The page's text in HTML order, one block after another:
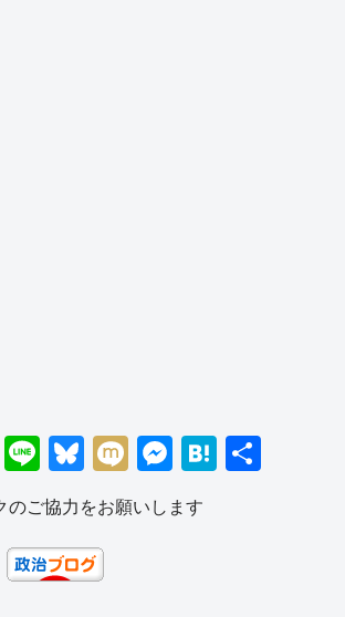
T
hr
a
d
Li
n
e
Bl
u
e
sk
y
M
ixi
M
e
ss
H
のご協力をお願いします